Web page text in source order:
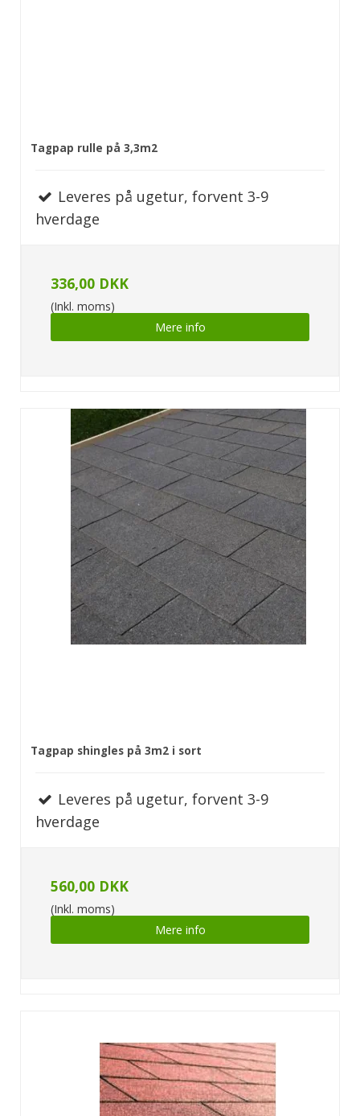
Tagpap rulle på 3,3m2
Leveres på ugetur, forvent 3-9
hverdage
336,00 DKK
(Inkl. moms)
Mere info
Tagpap shingles på 3m2 i sort
Leveres på ugetur, forvent 3-9
hverdage
560,00 DKK
(Inkl. moms)
Mere info